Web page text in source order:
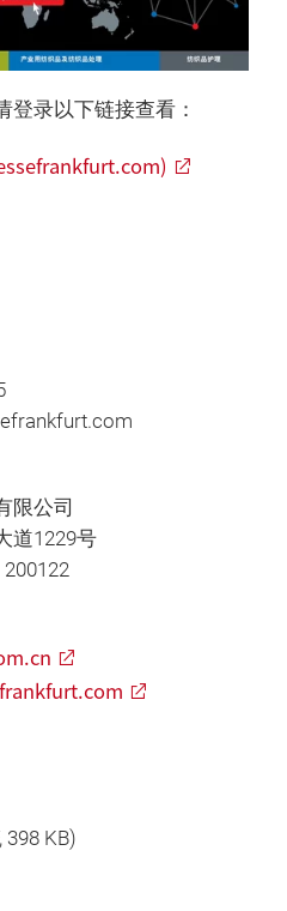
登录以下链接查看：
限公司
道1229号
, 398 KB)